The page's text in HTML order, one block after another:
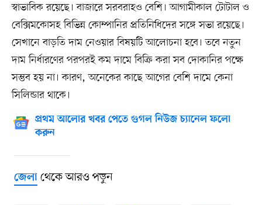
স্বাভাবিক রয়েছে। বাজারে সরবরাহও বেশি। আগামীকাল টোটাল ও
বেক্সিমকোসহ বিভিন্ন কোম্পানির প্রতিনিধিদের সঙ্গে সভা রয়েছে।
সেখানে বাড়তি দাম নেওয়ার বিষয়টি আলোচনা হবে। তবে নতুন
দাম নির্ধারণের পরপরই কম দামে বিক্রি করা সব দোকানির পক্ষে
সম্ভব হয় না। কারণ, অনেকের কাছে আগের বেশি দামে কেনা
সিলিন্ডার থাকে।
প্রথম আলোর খবর পেতে গুগল নিউজ চ্যানেল ফলো
করুন
জেলাথেকে আরও পড়ুন